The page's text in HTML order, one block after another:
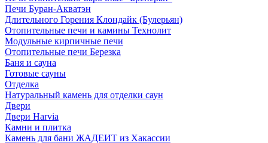
Печи Буран-Акватэн
Длительного Горения Клондайк (Булерьян)
Отопительные печи и камины Технолит
Модульные кирпичные печи
Отопительные печи Березка
Баня и сауна
Готовые сауны
Отделка
Натуральный камень для отделки саун
Двери
Двери Harvia
Камни и плитка
Камень для бани ЖАДЕИТ из Хакассии